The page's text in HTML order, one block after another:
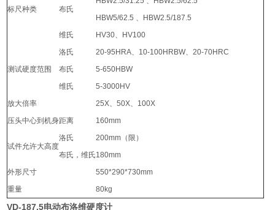
标尺种类 布氏
HBW5/62.5 、HBW2.5/187.5
维氏
HV30、HV100
测试硬度范围
洛氏
20-95HRA、10-100HRBW、20-70HRC
布氏
5-650HBW
维氏
5-3000HV
放大倍率
25X、50X、100X
压头中心到机身距离
160mm
试件允许大高度
洛氏
200mm（限）
布氏，维氏180mm
外形尺寸
550*290*730mm
重量
80kg
VD-187.5电动布洛维硬度计